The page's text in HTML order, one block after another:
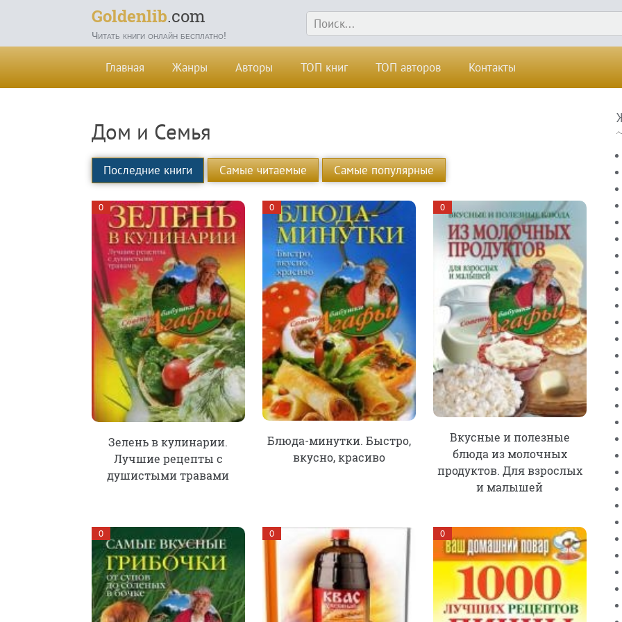
Goldenlib.com
Читать книги онлайн бесплатно!
Главная Жанры Авторы ТОП книг ТОП авторов Контакты
Дом и Семья
Последние книги Самые читаемые Самые популярные
Зелень в кулинарии.
Лучшие рецепты с
душистыми травами
0
Блюда-минутки. Быстро,
вкусно, красиво
0
Вкусные и полезные
блюда из молочных
продуктов. Для взрослых
и малышей
0
0 0 0